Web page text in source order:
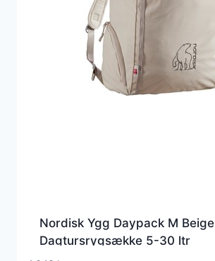
Nordisk Ygg Daypack M Beige
Dagtursrygsække 5-30 ltr